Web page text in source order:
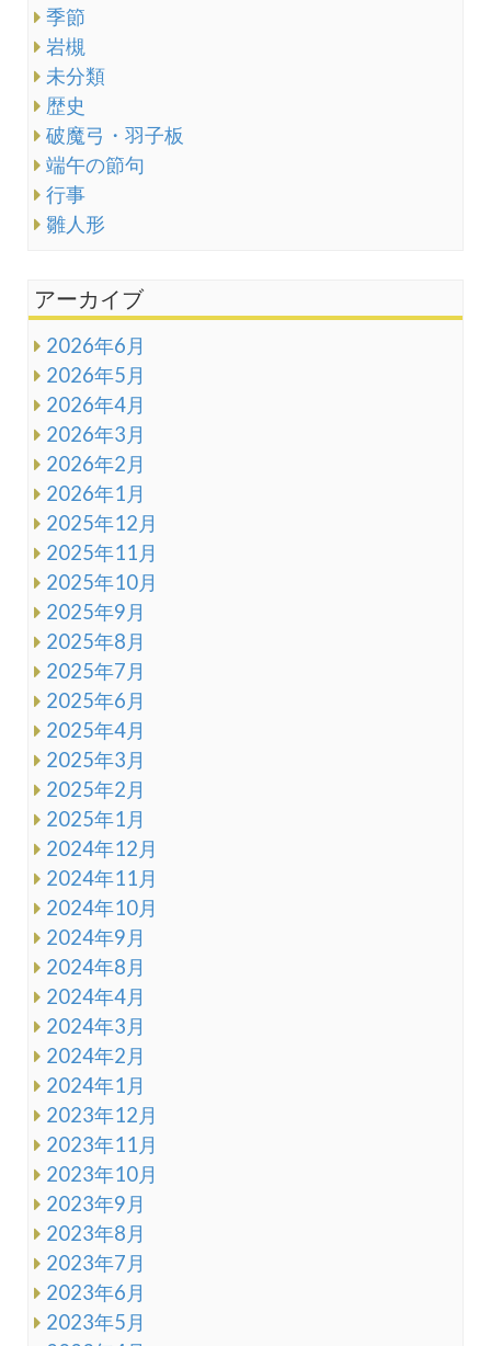
季節
岩槻
未分類
歴史
破魔弓・羽子板
端午の節句
行事
雛人形
アーカイブ
2026年6月
2026年5月
2026年4月
2026年3月
2026年2月
2026年1月
2025年12月
2025年11月
2025年10月
2025年9月
2025年8月
2025年7月
2025年6月
2025年4月
2025年3月
2025年2月
2025年1月
2024年12月
2024年11月
2024年10月
2024年9月
2024年8月
2024年4月
2024年3月
2024年2月
2024年1月
2023年12月
2023年11月
2023年10月
2023年9月
2023年8月
2023年7月
2023年6月
2023年5月